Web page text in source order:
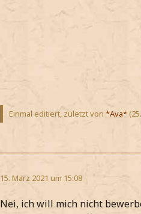
Einmal editiert, zuletzt von *Ava*(
15. März 2021 um 15:08
Nei, ich will mich nicht